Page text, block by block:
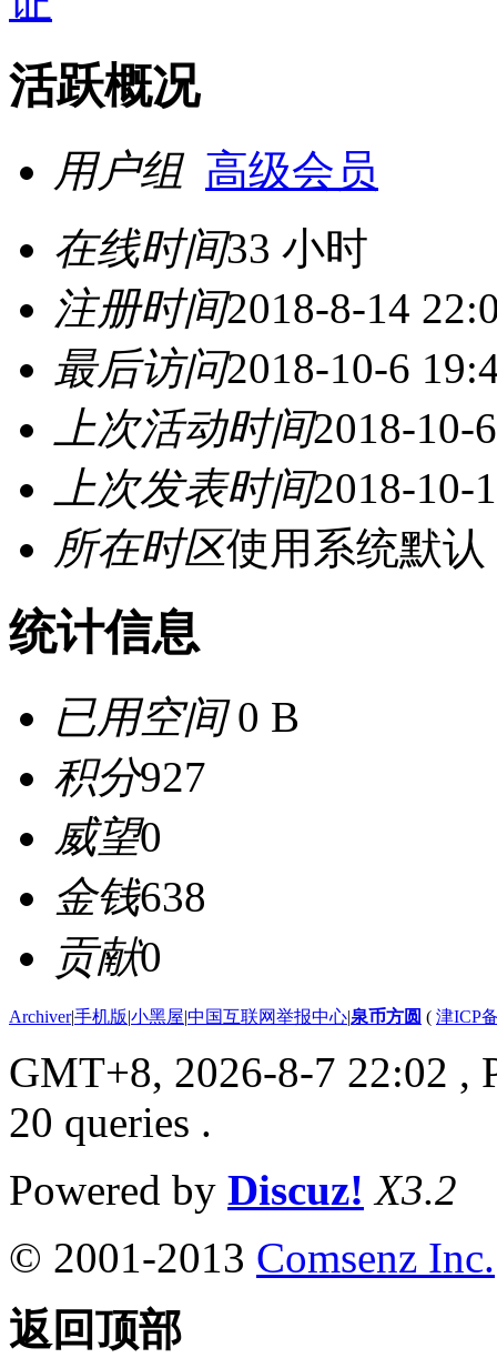
活跃概况
用户组 高级会员
在线时间33 小时
注册时间2018-8-14
最后访问2018-10-6
上次活动时间2018-10-
上次发表时间2018-10-
所在时区使用系统默认
统计信息
已用空间0 B
积分927
威望0
金钱638
贡献0
Archiver|手机版|小黑屋|中国互联网举报中心|泉币方圆 ( 津ICP
GMT+8, 2026-8-7 22:02 ,
20 queries .
Powered by Discuz! X3.2
© 2001-2013 Comsenz Inc.
返回顶部